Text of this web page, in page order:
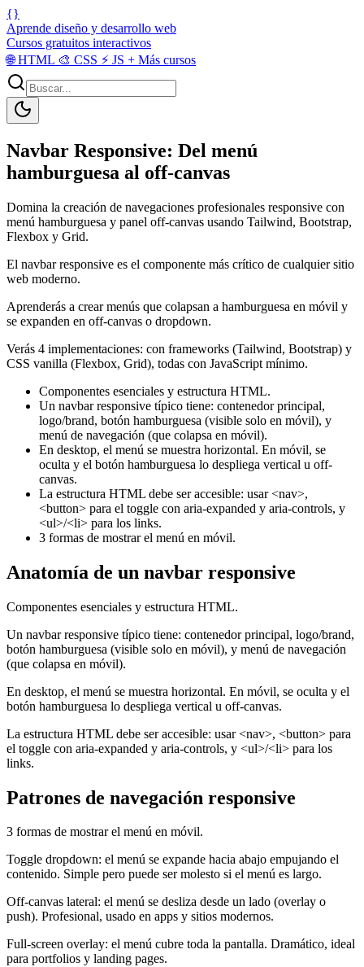
{}
Aprende diseño y desarrollo web
Cursos gratuitos interactivos
🌐HTML 🎨 CSS ⚡ JS + Más cursos
Navbar Responsive: Del menú
hamburguesa al off-canvas
Domina la creación de navegaciones profesionales responsive con
menú hamburguesa y panel off-canvas usando Tailwind, Bootstrap,
Flexbox y Grid.
El navbar responsive es el componente más crítico de cualquier sitio
web moderno.
Aprenderás a crear menús que colapsan a hamburguesa en móvil y
se expanden en off-canvas o dropdown.
Verás 4 implementaciones: con frameworks (Tailwind, Bootstrap) y
CSS vanilla (Flexbox, Grid), todas con JavaScript mínimo.
Componentes esenciales y estructura HTML.
Un navbar responsive típico tiene: contenedor principal,
logo/brand, botón hamburguesa (visible solo en móvil), y
menú de navegación (que colapsa en móvil).
En desktop, el menú se muestra horizontal. En móvil, se
oculta y el botón hamburguesa lo despliega vertical u off-
canvas.
La estructura HTML debe ser accesible: usar <nav>,
<button> para el toggle con aria-expanded y aria-controls, y
<ul>/<li> para los links.
3 formas de mostrar el menú en móvil.
Anatomía de un navbar responsive
Componentes esenciales y estructura HTML.
Un navbar responsive típico tiene: contenedor principal, logo/brand,
botón hamburguesa (visible solo en móvil), y menú de navegación
(que colapsa en móvil).
En desktop, el menú se muestra horizontal. En móvil, se oculta y el
botón hamburguesa lo despliega vertical u off-canvas.
La estructura HTML debe ser accesible: usar <nav>, <button> para
el toggle con aria-expanded y aria-controls, y <ul>/<li> para los
links.
Patrones de navegación responsive
3 formas de mostrar el menú en móvil.
Toggle dropdown: el menú se expande hacia abajo empujando el
contenido. Simple pero puede ser molesto si el menú es largo.
Off-canvas lateral: el menú se desliza desde un lado (overlay o
push). Profesional, usado en apps y sitios modernos.
Full-screen overlay: el menú cubre toda la pantalla. Dramático, ideal
para portfolios y landing pages.